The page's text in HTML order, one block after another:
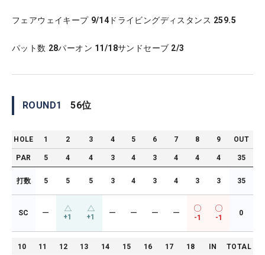
フェアウェイキープ 9/14 ドライビングディスタンス 259.5
パット数 28パーオン 11/18サンドセーブ 2/3
ROUND1 56位
HOLE 1 2 3 4 5 6 7 8 9 OUT
PAR 5 4 4 3 4 3 4 4 4 35
打数 5 5 5 3 4 3 4 3 3 35
SC ー +1 +1 ー ー ー ー
-1 -1
0
10 11 12 13 14 15 16 17 18 IN TOTAL